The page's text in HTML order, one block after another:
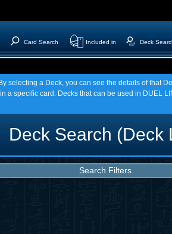
Card Search Included in Deck
selecting a Deck, you can see the details of that
a specific card. Decks that can be used in DUEL
Deck Search (Deck
Search Filters